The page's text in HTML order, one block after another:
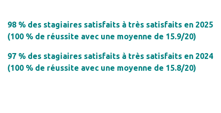
98 % des stagiaires satisfaits à très satisfaits en 2025
(100 % de réussite avec une moyenne de 15.9/20)
97 % des stagiaires satisfaits à très satisfaits en 2024
(100 % de réussite avec une moyenne de 15.8/20)